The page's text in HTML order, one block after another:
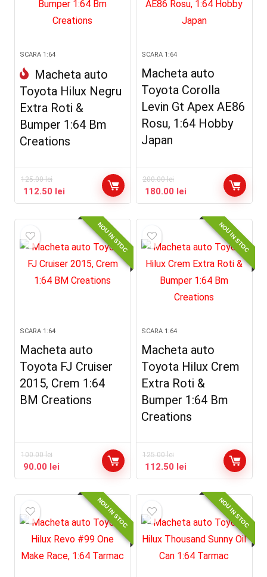
SCARA 1:64
Macheta auto
Toyota Hilux Negru
Extra Roti &
Bumper 1:64 Bm
Creations
125.00lei
112.50 lei
SCARA 1:64
Macheta auto
Toyota Corolla
Levin Gt Apex AE86
Rosu, 1:64 Hobby
Japan
200.00lei
180.00 lei
NOU IN STOC
SCARA 1:64
Macheta auto
Toyota FJ Cruiser
2015, Crem 1:64
BM Creations
100.00lei
90.00 lei
NOU IN STOC
SCARA 1:64
Macheta auto
Toyota Hilux Crem
Extra Roti &
Bumper 1:64 Bm
Creations
125.00lei
112.50 lei
NOU IN STOC NOU IN STOC